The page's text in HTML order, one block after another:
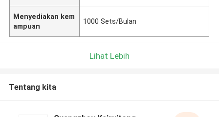
Menyediakan kem
ampuan
1000 Sets/Bulan
Lihat Lebih
Tentang kita